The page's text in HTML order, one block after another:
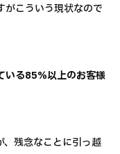
がこういう現状なので
いる85％以上のお客様
残念なことに引っ越